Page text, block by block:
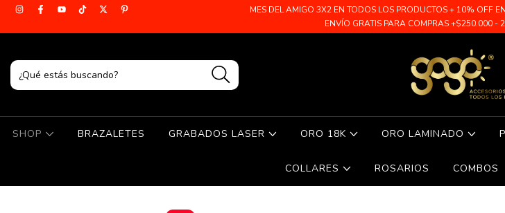
MES DEL AMIGO 3X2 EN TODOS LOS PRODUCTOS + 10% OFF
ENVÍO GRATIS PARA COMPRAS +$250.000 -
SHOP BRAZALETES GRABADOS LASER ORO 18K ORO LAMINADO
COLLARES ROSARIOS COMBOS